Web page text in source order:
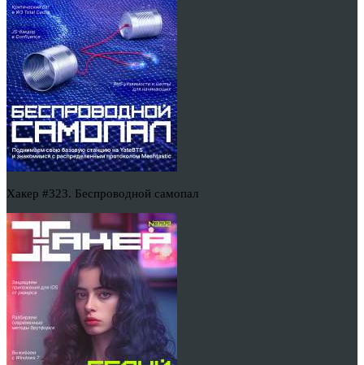
Хакер #323. Беспроводной самопал